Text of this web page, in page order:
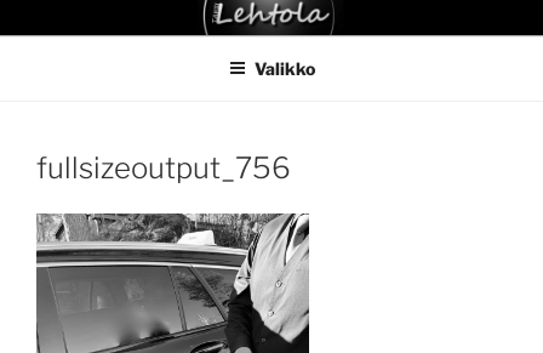
sisältöönTAKSI LEHTOLA
Valikko
fullsizeoutput_756